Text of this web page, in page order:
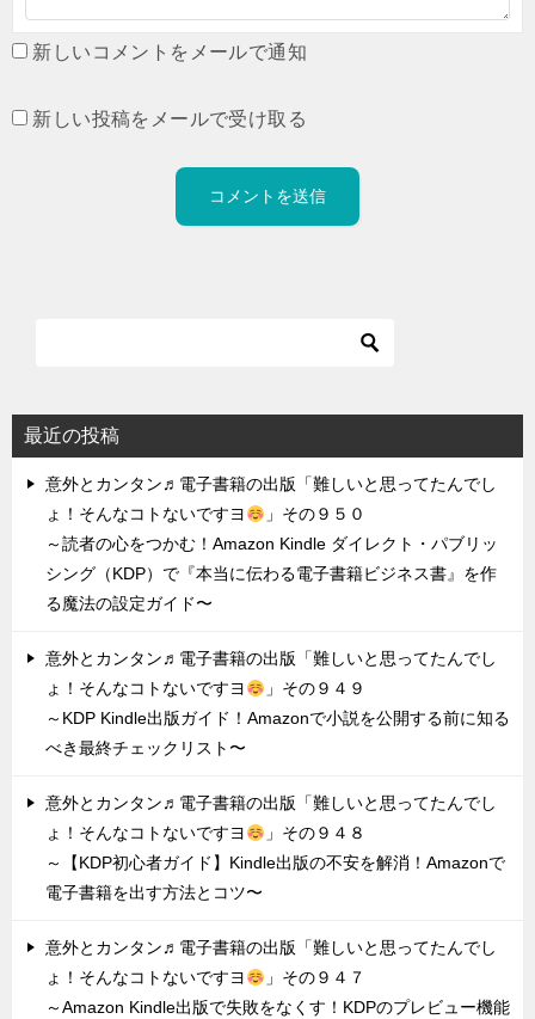
新しいコメントをメールで通知
新しい投稿をメールで受け取る
最近の投稿
意外とカンタン♬電子書籍の出版「難しいと思ってたんでし
ょ！そんなコトないですヨ
」その９５０
～読者の心をつかむ！Amazon Kindle ダイレクト・パブリッ
シング（KDP）で『本当に伝わる電子書籍ビジネス書』を作
る魔法の設定ガイド〜
意外とカンタン♬電子書籍の出版「難しいと思ってたんでし
ょ！そんなコトないですヨ
」その９４９
～KDP Kindle出版ガイド！Amazonで小説を公開する前に知る
べき最終チェックリスト〜
意外とカンタン♬電子書籍の出版「難しいと思ってたんでし
ょ！そんなコトないですヨ
」その９４８
～【KDP初心者ガイド】Kindle出版の不安を解消！Amazonで
電子書籍を出す方法とコツ〜
意外とカンタン♬電子書籍の出版「難しいと思ってたんでし
ょ！そんなコトないですヨ
」その９４７
～Amazon Kindle出版で失敗をなくす！KDPのプレビュー機能